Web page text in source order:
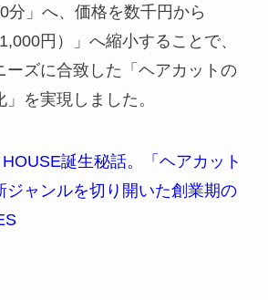
分」へ、価格を数千円から
円）」へ縮小することで、
ーズに合致した「ヘアカットの
を実現しました。
誕生秘話。「ヘアカット
ジャンルを切り開いた創業期の